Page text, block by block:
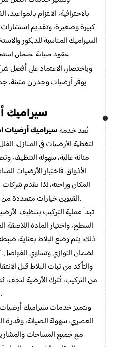
بالاحترافية، الالتزام
كبيرة وصغيرة، وتقديم
السيراميك المناسبة للديكور
عقود صيانة لضمان استمرار جودة الأرضيات والجدران.
وباختصار، الاعتماد على أفضل
يوفر أرضيات وجدران متينة،
سيراميك
تُعد خدمةسيراميك أرضيات
لتغطية الأرضيات في المنازل،
متانة عالية، سهولة
الأذواق. فاختيار الأرضيات
المكان وراحته، لذا تقدم
القيوين خيارات متعددة من البلاط السيراميكي عالي الجودة.
تبدأ عملية التركيب بتنظيف
السطح، واختيار المادة اللاصقة
ذلك، يتم وضع البلاط بعناية،
لضمان التوازي وتساوي الفواصل.
والتأكد من ثبات البلاط قبل
من التركيب، تُترك الأرضية
لضمان ثباتها ومظهرها المثالي.
وتتميز خدمات سيراميك أرضيات
العصري، سهولة الصيانة،
مع جميع المساحات